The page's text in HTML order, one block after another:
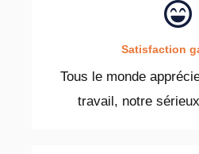
Satisfaction
Tous le monde
travail, notre